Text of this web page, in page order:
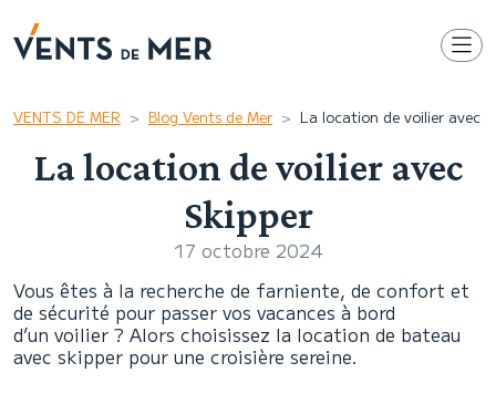
VENTS DE MER Blog Vents de Mer La location de voilier avec
La location de voilier avec
Skipper
17 octobre 2024
Vous êtes à la recherche de farniente, de confort et
de sécurité pour passer vos vacances à bord
d’un voilier ? Alors choisissez la location de bateau
avec skipper pour une croisière sereine.